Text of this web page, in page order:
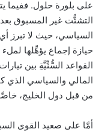
على بلورة حلول. ففيما
التشتُّت غير المسبوق
السياسي، حيث لا تبرز
حيازة إجماع يؤهِّلها
القواعد السُّنِّيَّةِ بين
المالي والسياسي الذي
من قبل دول الخليج،
أمَّا على صعيد القوى